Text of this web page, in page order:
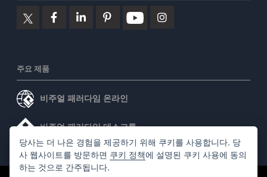
주요 제품
비주얼 패러다임 온라인
비주얼 패러다임 데스크톱
당사는 더 나은 경험을 제공하기 위해 쿠키를 사용합니다. 당
사 웹사이트를 방문하면 쿠키 정책에 설명된 쿠키 사용에 동의
하는 것으로 간주됩니다.